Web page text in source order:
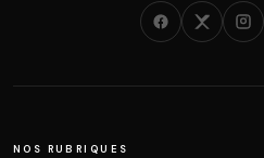
NOS RUBRIQUES